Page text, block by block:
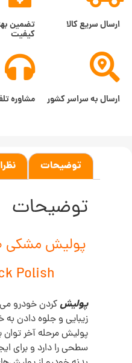
ارسال سریع کالا تضمین
کیفیت
ارسال به سراسر کشور مشاوره
توضیحات
توضیحات
Polish
پولیشکردن خودرو
زیبایی و جلوه دادن
پولیش‌ مرحله آخر
سطحی را دارد و برای